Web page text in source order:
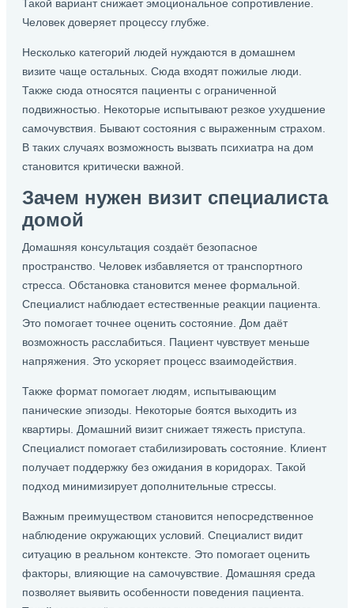
Такой вариант снижает эмоциональное сопротивление.
Человек доверяет процессу глубже.
Несколько категорий людей нуждаются в домашнем
визите чаще остальных. Сюда входят пожилые люди.
Также сюда относятся пациенты с ограниченной
подвижностью. Некоторые испытывают резкое ухудшение
самочувствия. Бывают состояния с выраженным страхом.
В таких случаях возможность вызвать психиатра на дом
становится критически важной.
Зачем нужен визит специалиста
домой
Домашняя консультация создаёт безопасное
пространство. Человек избавляется от транспортного
стресса. Обстановка становится менее формальной.
Специалист наблюдает естественные реакции пациента.
Это помогает точнее оценить состояние. Дом даёт
возможность расслабиться. Пациент чувствует меньше
напряжения. Это ускоряет процесс взаимодействия.
Также формат помогает людям, испытывающим
панические эпизоды. Некоторые боятся выходить из
квартиры. Домашний визит снижает тяжесть приступа.
Специалист помогает стабилизировать состояние. Клиент
получает поддержку без ожидания в коридорах. Такой
подход минимизирует дополнительные стрессы.
Важным преимуществом становится непосредственное
наблюдение окружающих условий. Специалист видит
ситуацию в реальном контексте. Это помогает оценить
факторы, влияющие на самочувствие. Домашняя среда
позволяет выявить особенности поведения пациента.